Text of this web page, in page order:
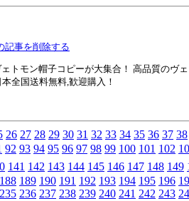
記事を削除する
トモン帽子コピーが大集合！ 高品質の
全国送料無料,歓迎購入！
26 27 28 29 30 31 32 33 34 35 36 37 38
92 93 94 95 96 97 98 99 100 101 102
141 142 143 144 145 146 147 148 149
188 189 190 191 192 193 194 195 196
235 236 237 238 239 240 241 242 243